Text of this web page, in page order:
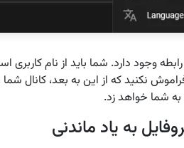
وجود دارد. شما باید از نام
نکنید که از این به بعد، کانال
به شما خواهد زد.
به یاد ماندنی